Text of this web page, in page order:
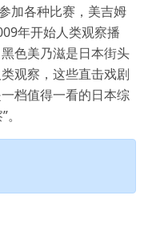
加各种比赛，美吉姆
年开始人类观察播
色美乃滋是日本街头
观察，这些直击戏剧
档值得一看的日本综